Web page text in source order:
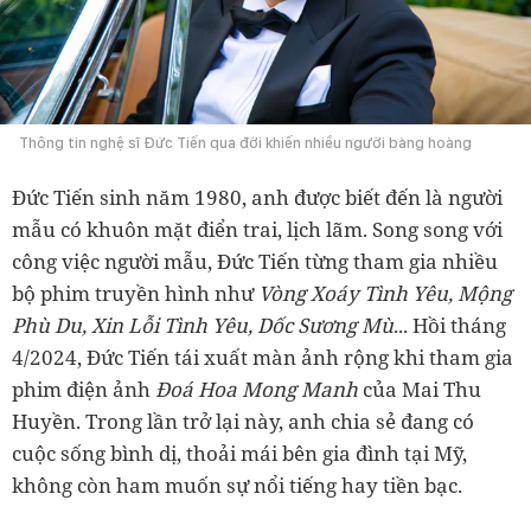
Thông tin nghệ sĩ Đức Tiến qua đời khiến nhiều người bàng hoàng
Đức Tiến sinh năm 1980, anh được biết đến là người
mẫu có khuôn mặt điển trai, lịch lãm. Song song với
công việc người mẫu, Đức Tiến từng tham gia nhiều
bộ phim truyền hình như Vòng Xoáy Tình Yêu, Mộng
Phù Du, Xin Lỗi Tình Yêu, Dốc Sương Mù... Hồi tháng
4/2024, Đức Tiến tái xuất màn ảnh rộng khi tham gia
phim điện ảnhĐoá Hoa Mong Manh của Mai Thu
Huyền. Trong lần trở lại này, anh chia sẻ đang có
cuộc sống bình dị, thoải mái bên gia đình tại Mỹ,
không còn ham muốn sự nổi tiếng hay tiền bạc.